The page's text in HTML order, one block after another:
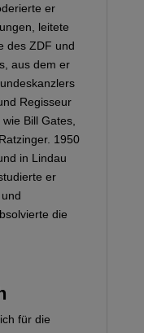
er
leitete
des ZDF und
aus dem er
Regisseur
Bill Gates,
1950
in Lindau
er
die
für die